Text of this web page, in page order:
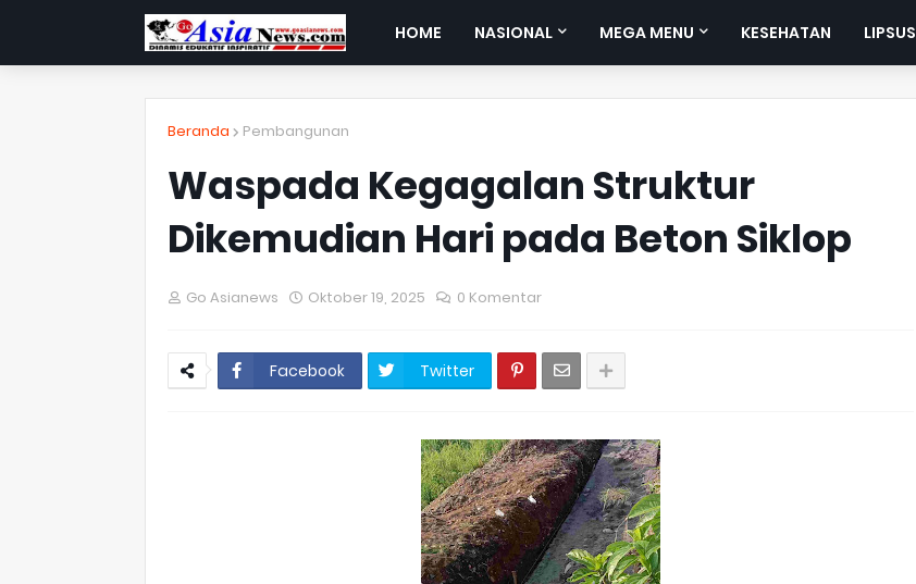
HOME NASIONAL MEGA MENU KESEHATAN LIPSUS
Beranda Pembangunan
Waspada Kegagalan Struktur
Dikemudian Hari pada Beton Siklop
Go Asianews Oktober 19, 2025 0 Komentar
Facebook Twitter